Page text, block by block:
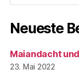
Neueste
Maiandacht
23. Mai 2022